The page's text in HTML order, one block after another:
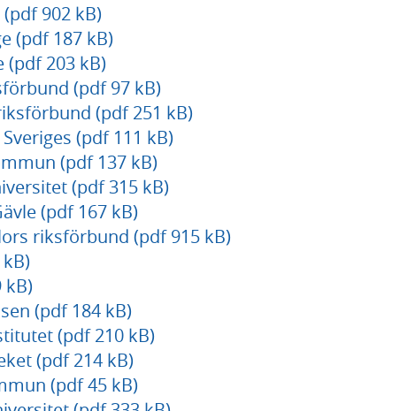
902 kB)
(pdf 187 kB)
(pdf 203 kB)
(pdf 97 kB)
(pdf 251 kB)
(pdf 111 kB)
(pdf 137 kB)
(pdf 315 kB)
(pdf 167 kB)
riksförbund (pdf 915 kB)
kB)
(pdf 184 kB)
(pdf 210 kB)
(pdf 214 kB)
(pdf 45 kB)